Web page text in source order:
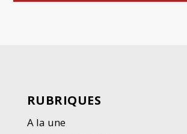
RUBRIQUES
A la une